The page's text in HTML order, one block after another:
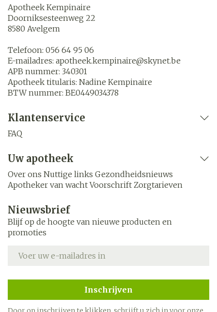
Apotheek Kempinaire
Doorniksesteenweg 22
8580 Avelgem
Telefoon: 056 64 95 06
E-mailadres: apotheek.kempinaire@skynet.be
APB nummer: 340301
Apotheek titularis: Nadine Kempinaire
BTW nummer: BE0449034378
Klantenservice
FAQ
Uw apotheek
Over ons Nuttige links Gezondheidsnieuws
Apotheker van wacht Voorschrift Zorgtarieven
Nieuwsbrief
Blijf op de hoogte van nieuwe producten en
promoties
Inschrijven